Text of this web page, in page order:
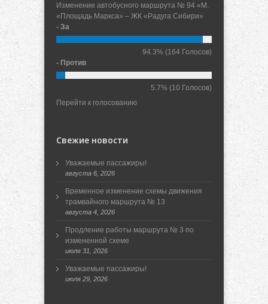
Изменение автобусного маршрута № 94 «М.
«Площадь Маркса» – ЖК «Радуга Сибири»
- За
94.3% (164 Голосов)
- Против
5.7% (10 Голосов)
Перейти к голосованию
Свежие новости
Уважаемые пассажиры!
августа 6, 2026
Временное изменение схемы движения
трамвайного маршрута № 13
августа 4, 2026
Продление работы маршрута № 3 по
измененной схеме
июля 31, 2026
Уважаемые пассажиры!
июля 29, 2026